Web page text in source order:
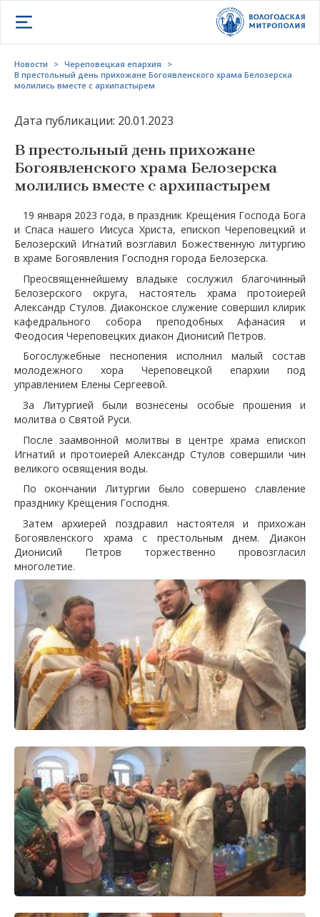
Открыть меню
Новости > Череповецкая епархия
>
В престольный день прихожане Богоявленского храма Белозерска
молились вместе с архипастырем
Дата публикации: 20.01.2023
В престольный день прихожане
Богоявленского храма Белозерска
молились вместе с архипастырем
19 января 2023 года, в праздник Крещения Господа Бога
и Спаса нашего Иисуса Христа, епископ Череповецкий и
Белозерский Игнатий возглавил Божественную литургию
в храме Богоявления Господня города Белозерска.
Преосвященнейшему владыке сослужил благочинный
Белозерского округа, настоятель храма протоиерей
Александр Стулов. Диаконское служение совершил клирик
кафедрального собора преподобных Афанасия и
Феодосия Череповецких диакон Дионисий Петров.
Богослужебные песнопения исполнил малый состав
молодежного хора Череповецкой епархии под
управлением Елены Сергеевой.
За Литургией были вознесены особые прошения и
молитва о Святой Руси.
После заамвонной молитвы в центре храма епископ
Игнатий и протоиерей Александр Стулов совершили чин
великого освящения воды.
По окончании Литургии было совершено славление
празднику Крещения Господня.
Затем архиерей поздравил настоятеля и прихожан
Богоявленского храма с престольным днем. Диакон
Дионисий Петров торжественно провозгласил
многолетие.